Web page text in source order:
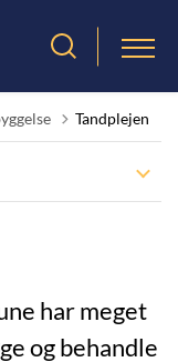
Tandplejen
har meget
og behandle